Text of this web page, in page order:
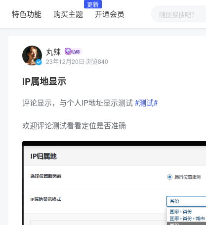
特色功能 购买主题
更新
开通会员
IP属地显示
丸辣
23年12月20日·浏览840
评论显示，与个人IP地址显示测试#测试#
欢迎评论测试看看定位是否准确